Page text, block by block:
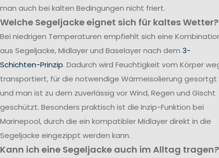
man auch bei kalten Bedingungen nicht friert.
Welche Segeljacke eignet sich für kaltes Wetter?
Bei niedrigen Temperaturen empfiehlt sich eine
aus Segeljacke, Midlayer und Baselayer nach dem 3-
Schichten-Prinzip. Dadurch wird Feuchtigkeit vom Körper
transportiert, für die notwendige Wärmeisolierung gesortgt
und man ist zu dem zuverlässig vor Wind, Regen und Gischt
geschützt. Besonders praktisch ist die Inzip-Funktion bei
Marinepool, durch die ein kompatibler Midlayer direkt in die
Segeljacke eingezippt werden kann.
Kann ich eine Segeljacke auch im Alltag tragen?